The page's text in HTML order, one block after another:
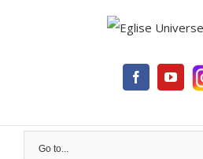
Facebook
Go to...